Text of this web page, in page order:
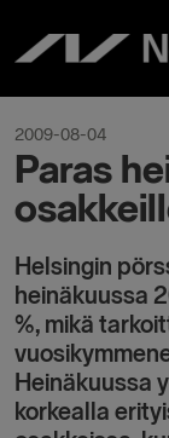
content
2009-08-04
Paras
Helsingin
heinäkuussa
%, mikä
Heinäkuussa
korkealla